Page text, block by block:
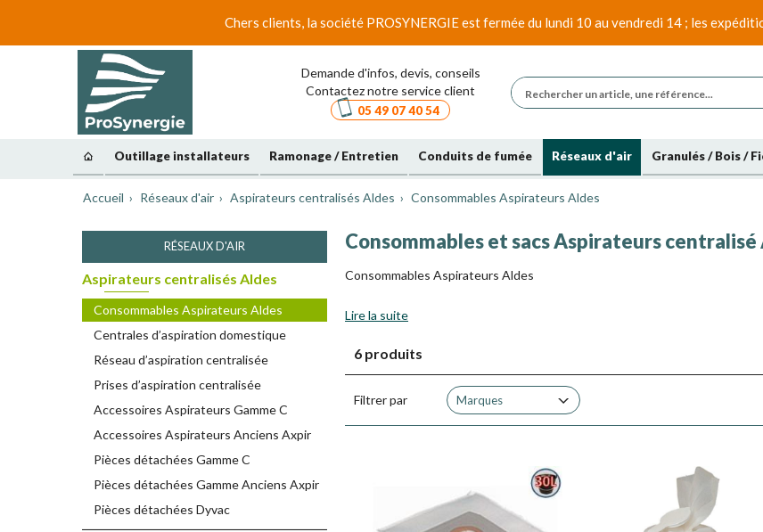
Chers clients, la société PROSYNERGIE est fermée du lundi 10 au vendredi 14 ; les
Demande d'infos, devis, conseils
Contactez notre service client
05 49 07 40 54
Outillage installateurs Ramonage / Entretien Conduits de fumée Réseaux d'air Granulés / Bois /
Accueil Réseaux d'air Aspirateurs centralisés Aldes Consommables Aspirateurs Aldes
RÉSEAUX D'AIR
Aspirateurs centralisés Aldes
Consommables Aspirateurs Aldes
Centrales d’aspiration domestique
Réseau d’aspiration centralisée
Prises d’aspiration centralisée
Accessoires Aspirateurs Gamme C
Accessoires Aspirateurs Anciens Axpir
Pièces détachées Gamme C
Pièces détachées Gamme Anciens Axpir
Pièces détachées Dyvac
Consommables et sacs Aspirateurs centralisé
Consommables Aspirateurs Aldes
Lire la suite
6 produits
Filtrer par Marques